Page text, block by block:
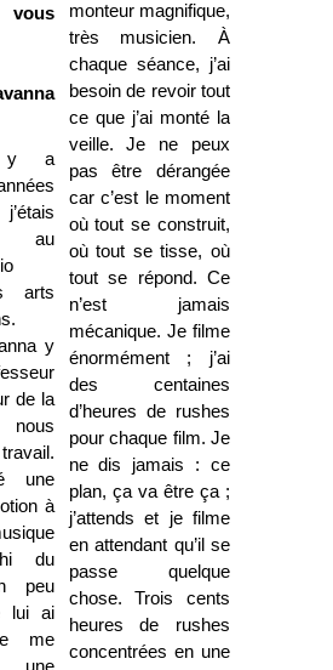
y a
au
arts
y
de la
une
à
du
peu
lui ai
me
monteur magnifique,
très musicien. À
chaque séance, j’ai
besoin de revoir tout
ce que j’ai monté la
veille. Je ne peux
pas être dérangée
car c’est le moment
où tout se construit,
où tout se tisse, où
tout se répond. Ce
n’est jamais
mécanique. Je filme
énormément ; j’ai
des centaines
d’heures de rushes
pour chaque film. Je
ne dis jamais : ce
plan, ça va être ça ;
j’attends et je filme
en attendant qu’il se
passe quelque
chose. Trois cents
heures de rushes
concentrées en une